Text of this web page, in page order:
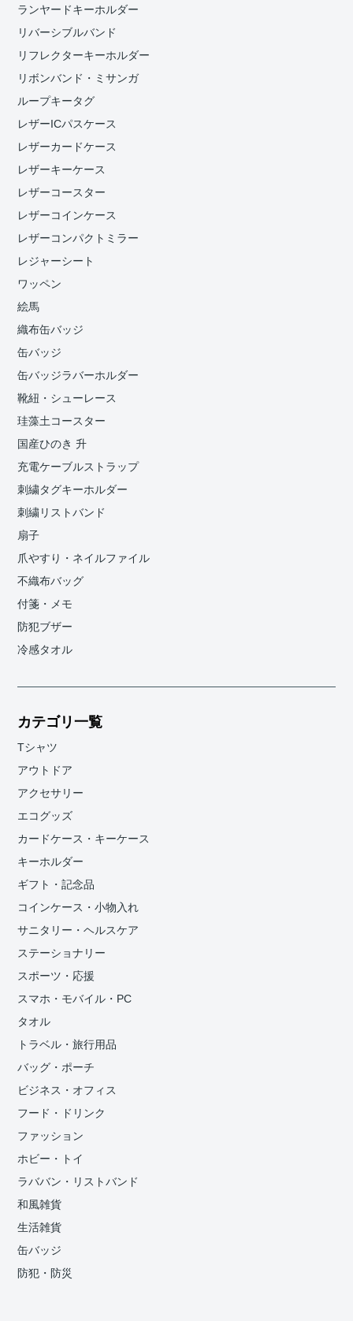
ランヤードキーホルダー
リバーシブルバンド
リフレクターキーホルダー
リボンバンド・ミサンガ
ループキータグ
レザーICパスケース
レザーカードケース
レザーキーケース
レザーコースター
レザーコインケース
レザーコンパクトミラー
レジャーシート
ワッペン
絵馬
織布缶バッジ
缶バッジ
缶バッジラバーホルダー
靴紐・シューレース
珪藻土コースター
国産ひのき 升
充電ケーブルストラップ
刺繍タグキーホルダー
刺繍リストバンド
扇子
爪やすり・ネイルファイル
不織布バッグ
付箋・メモ
防犯ブザー
冷感タオル
カテゴリ一覧
Tシャツ
アウトドア
アクセサリー
エコグッズ
カードケース・キーケース
キーホルダー
ギフト・記念品
コインケース・小物入れ
サニタリー・ヘルスケア
ステーショナリー
スポーツ・応援
スマホ・モバイル・PC
タオル
トラベル・旅行用品
バッグ・ポーチ
ビジネス・オフィス
フード・ドリンク
ファッション
ホビー・トイ
ラババン・リストバンド
和風雑貨
生活雑貨
缶バッジ
防犯・防災